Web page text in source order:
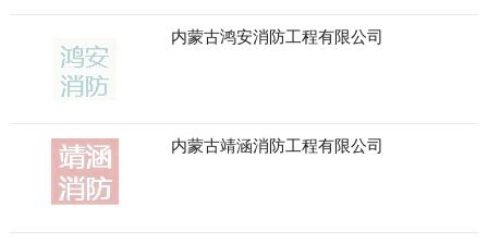
内蒙古鸿安消防工程有限公司
内蒙古靖涵消防工程有限公司